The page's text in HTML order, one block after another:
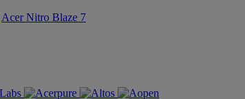
Acer Nitro Blaze 7